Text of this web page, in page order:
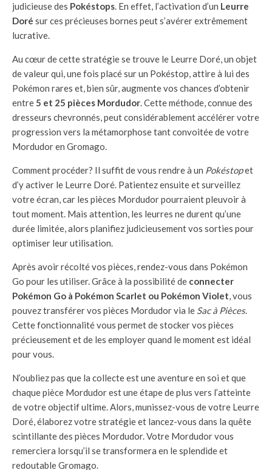
judicieuse des Pokéstops. En effet, l’activation d’un Leurre
Doré sur ces précieuses bornes peut s’avérer extrêmement
lucrative.
Au cœur de cette stratégie se trouve le Leurre Doré, un objet
de valeur qui, une fois placé sur un Pokéstop, attire à lui des
Pokémon rares et, bien sûr, augmente vos chances d’obtenir
entre5 et 25 pièces Mordudor. Cette méthode, connue des
dresseurs chevronnés, peut considérablement accélérer votre
progression vers la métamorphose tant convoitée de votre
Mordudor en Gromago.
Comment procéder? Il suffit de vous rendre à un Pokéstopet
d’y activer le Leurre Doré. Patientez ensuite et surveillez
votre écran, car les pièces Mordudor pourraient pleuvoir à
tout moment. Mais attention, les leurres ne durent qu’une
durée limitée, alors planifiez judicieusement vos sorties pour
optimiser leur utilisation.
Après avoir récolté vos pièces, rendez-vous dans Pokémon
Go pour les utiliser. Grâce à la possibilité de connecter
Pokémon Go à Pokémon Scarlet ou Pokémon Violet, vous
pouvez transférer vos pièces Mordudor via le Sac à Pièces.
Cette fonctionnalité vous permet de stocker vos pièces
précieusement et de les employer quand le moment est idéal
pour vous.
N’oubliez pas que la collecte est une aventure en soi et que
chaque pièce Mordudor est une étape de plus vers l’atteinte
de votre objectif ultime. Alors, munissez-vous de votre Leurre
Doré, élaborez votre stratégie et lancez-vous dans la quête
scintillante des pièces Mordudor. Votre Mordudor vous
remerciera lorsqu’il se transformera en le splendide et
redoutable Gromago.